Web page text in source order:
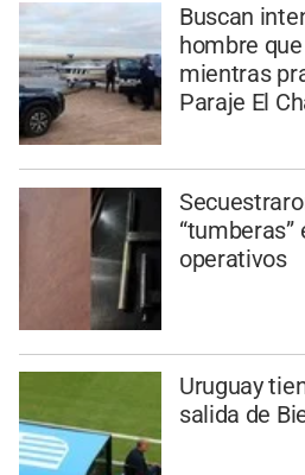
Buscan
hombre
mientras
Paraje El
operativos
Uruguay
salida de